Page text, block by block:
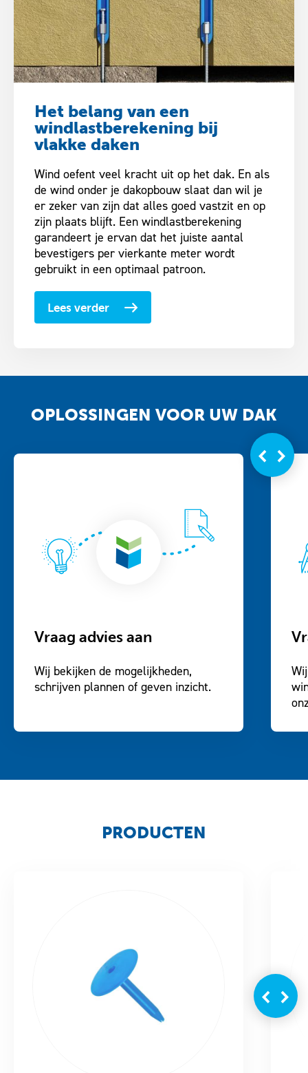
Het belang van een
windlastberekening bij
vlakke daken
Wind oefent veel kracht uit op het dak. En als
de wind onder je dakopbouw slaat dan wil je
er zeker van zijn dat alles goed vastzit en op
zijn plaats blijft. Een windlastberekening
garandeert je ervan dat het juiste aantal
bevestigers per vierkante meter wordt
gebruikt in een optimaal patroon.
Lees verder
OPLOSSINGEN VOOR UW DAK
Vraag advies aan
Wij bekijken de mogelijkheden,
schrijven plannen of geven inzicht.
PRODUCTEN